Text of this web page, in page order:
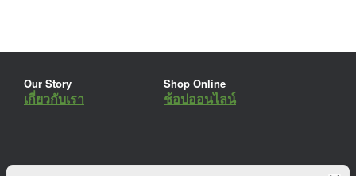
Our Story
เกี่ยวกับเรา
Shop Online
ช้อปออนไลน์